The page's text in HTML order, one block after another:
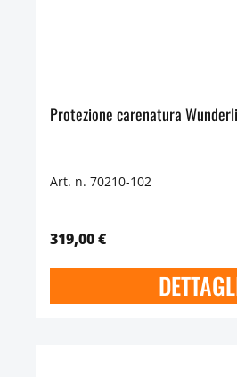
Protezione carenatura
Art. n. 70210-102
319,00 €